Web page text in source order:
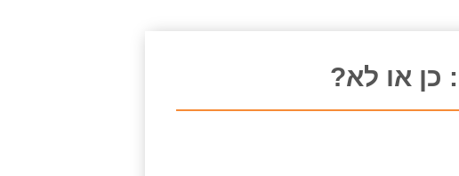
כן או לא?